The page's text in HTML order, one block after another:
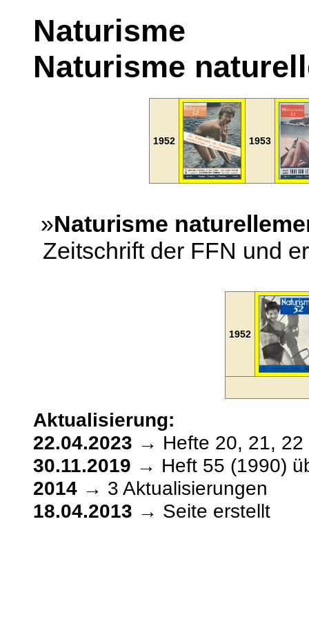
Naturisme
Naturisme
1952 1953
»Naturisme
Zeitschrift der FFN und
1952
Aktualisierung:
22.04.2023 → Hefte 20, 21, 22
30.11.2019 → Heft 55 (1990)
2014 → 3 Aktualisierungen
18.04.2013 → Seite erstellt